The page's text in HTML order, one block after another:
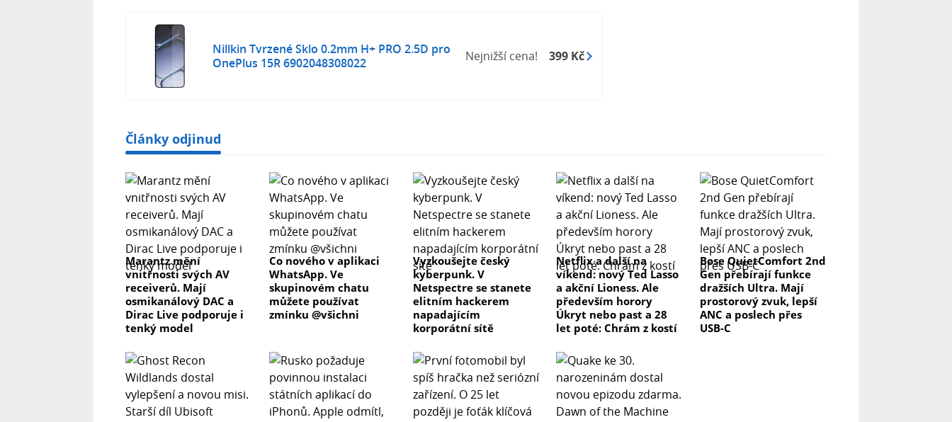
Nillkin Tvrzené Sklo 0.2mm H+ PRO 2.5D pro
OnePlus 15R 6902048308022
Nejnižší cena! 399 Kč
Články odjinud
Marantz mění
vnitřnosti svých AV
receiverů. Mají
osmikanálový DAC a
Dirac Live podporuje i
tenký model
Co nového v aplikaci
WhatsApp. Ve
skupinovém chatu
můžete používat
zmínku @všichni
Vyzkoušejte český
kyberpunk. V
Netspectre se stanete
elitním hackerem
napadajícím
korporátní sítě
Netflix a další na
víkend: nový Ted Lasso
a akční Lioness. Ale
především horory
Úkryt nebo past a 28
let poté: Chrám z kostí
Bose QuietComfort 2nd
Gen přebírají funkce
dražších Ultra. Mají
prostorový zvuk, lepší
ANC a poslech přes
USB-C